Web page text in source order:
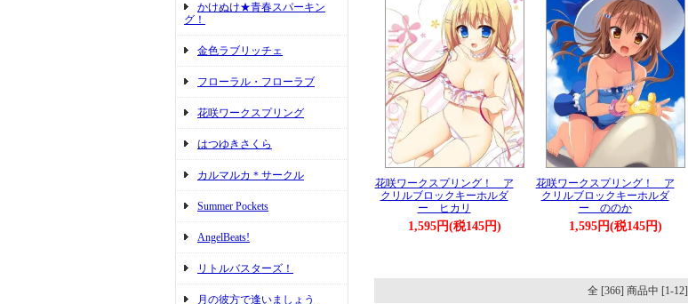
かけぬけ★青春スパーキン
グ！
金色ラブリッチェ
フローラル・フローラブ
花咲ワークスプリング
はつゆきさくら
カルマルカ＊サークル
Summer Pockets
AngelBeats!
リトルバスターズ！
月の彼方で逢いましょう
花咲ワークスプリング！ ア
クリルブロックキーホルダ
ー ヒカリ
1,595円(税145円)
花咲ワークスプリング！ ア
クリルブロックキーホルダ
ー ののか
1,595円(税145円)
全 [366] 商品中 [1-